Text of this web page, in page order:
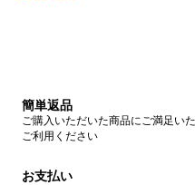
簡単返品
ご購入いただいた商品にご満足い
ご利用ください
お支払い